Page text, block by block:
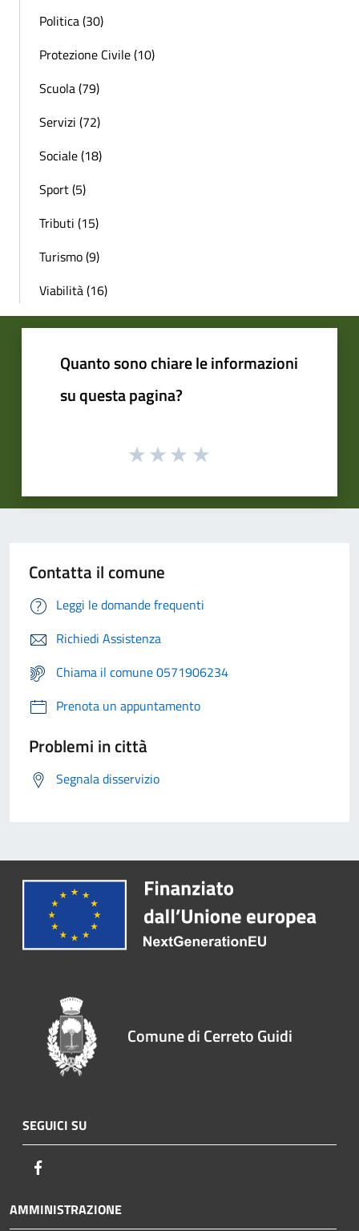
Politica (30)
Protezione Civile (10)
Scuola (79)
Servizi (72)
Sociale (18)
Sport (5)
Tributi (15)
Turismo (9)
Viabilità (16)
Quanto sono chiare le informazioni
su questa pagina?
Contatta il comune
Leggi le domande frequenti
Richiedi Assistenza
Chiama il comune 0571906234
Prenota un appuntamento
Problemi in città
Segnala disservizio
Comune di Cerreto Guidi
SEGUICI SU
AMMINISTRAZIONE